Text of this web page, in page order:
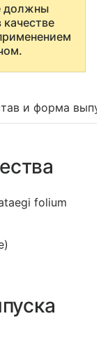
должны
и форма
folium